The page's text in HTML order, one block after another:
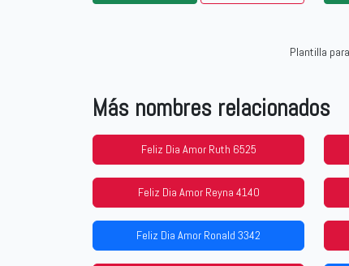
Plantilla
Más nombres relacionados
Feliz Dia Amor Ruth 6525
Feliz Dia Amor Reyna 4140
Feliz Dia Amor Ronald 3342